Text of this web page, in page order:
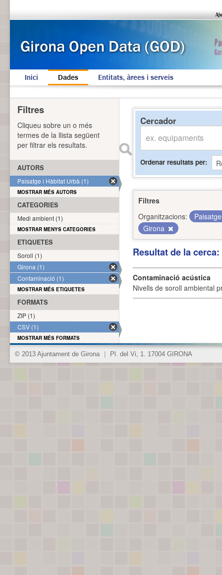
Inici Dades Entitats, àrees i serveis
Cercador
Ordenar resultats per
Filtres
Organitzacions:
Girona
Resultat de la
Contaminació acústica
Nivells de soroll ambiental
Filtres
Cliqueu sobre un o més
termes de la llista següent
per filtrar els resultats.
AUTORS
Paisatge i Hàbitat Urbà (1)
MOSTRAR MÉS AUTORS
CATEGORIES
Medi ambient (1)
MOSTRAR MENYS CATEGORIES
ETIQUETES
Soroll (1)
Girona (1)
Contaminació (1)
MOSTRAR MÉS ETIQUETES
FORMATS
ZIP (1)
CSV (1)
MOSTRAR MÉS FORMATS
© 2013 Ajuntament de Girona Pl. del Vi, 1. 17004 GIRONA